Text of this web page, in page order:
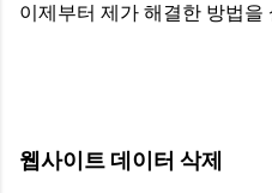
이제부터 제가 해결한 방법을
웹사이트 데이터 삭제